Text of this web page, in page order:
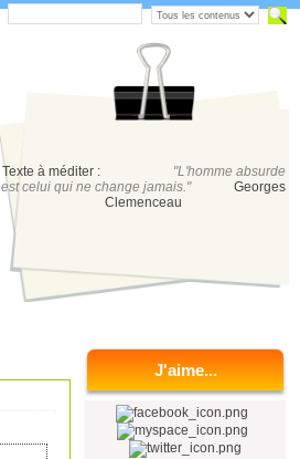
Texte à méditer :
"L'homme absurde
est celui qui ne change jamais."
Georges
Clemenceau
J'aime...